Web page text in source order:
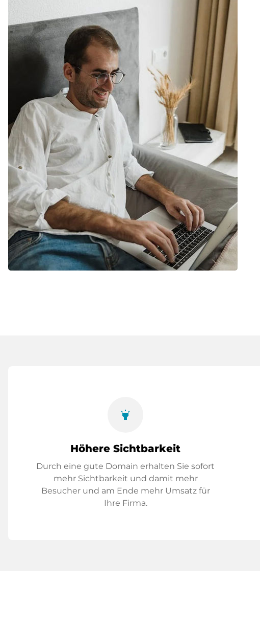
highlight
Höhere Sichtbarkeit
Durch eine gute Domain erhalten Sie sofort
mehr Sichtbarkeit und damit mehr
Besucher und am Ende mehr Umsatz für
Ihre Firma.